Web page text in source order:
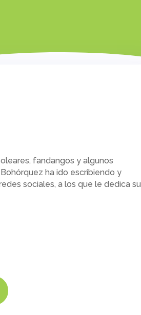
fandangos y algunos
ha ido escribiendo y
sociales, a los que le dedica su